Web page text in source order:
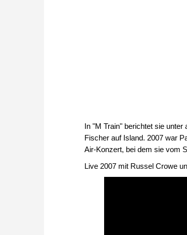
In "M Train" berichtet sie
Fischer auf Island. 2007 war
Air-Konzert, bei dem sie vom
Live 2007 mit Russel Crowe